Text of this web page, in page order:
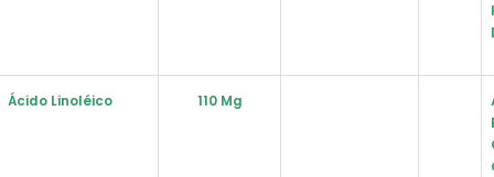
Ácido Linoléico 110 Mg